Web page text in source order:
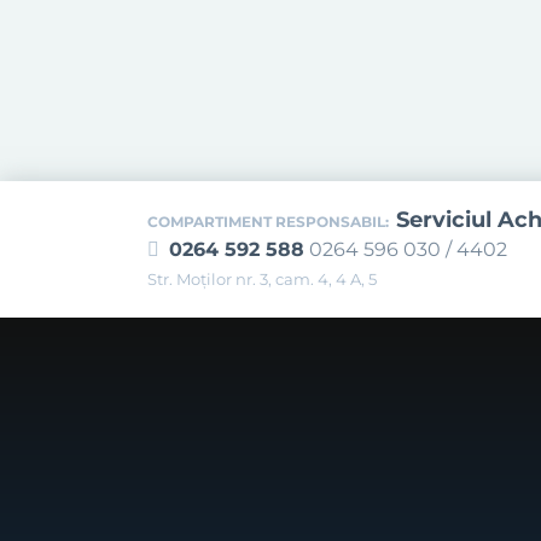
COMPARTIMENT RESPONSABIL: Serviciul
0264 592 588 0264 596 030 / 4402
Str. Moţilor nr. 3, cam. 4, 4 A, 5